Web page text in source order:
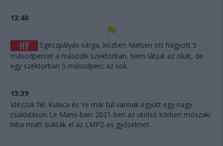
13:40
Egészpályás sárga, közben Nielsen ott hagyott 5
másodpercet a második szektorban. Nem látjuk az okát, de
egy szektorban 5 másodperc az sok.
13:39
Idézzük fel: Kubica és Ye már túl vannak együtt egy nagy
csalódáson Le Mans-ban: 2021-ben az utolsó körben műszaki
hiba miatt bukták el az LMP2-es győzelmet.